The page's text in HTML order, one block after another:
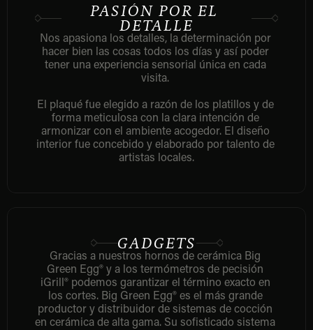
PASIÓN POR EL
DETALLE
Nos apasiona los detalles, la determinación por
hacer bien las cosas todos los días y así poder
tener una experiencia sensorial única en cada
visita.
El plaqué fue elegido a razón de los platillos y de
forma meticulosa con la clara intención de
armonizar con el ambiente acogedor. El diseño
interior fue concebido y elaborado por talento de
artistas locales.
GADGETS
Gracias a nuestros hornos de cerámica Big
Green Egg® y a los termómetros de pecisión
iGrill® podemos garantizar el término exacto en
los cortes. Big Green Egg® es el más grande
productor y distribuidor de sistemas de cocción
en cerámica de alta gama. Su sofisticado sistema